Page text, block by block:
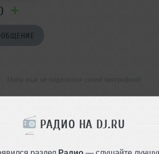
РАДИО НА DJ.RU
раздел Радио — слушайте